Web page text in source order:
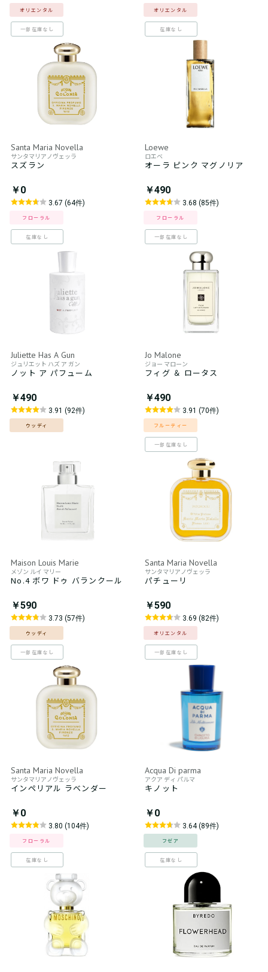
オリエンタル
一部在庫なし
オリエンタル
在庫なし
Santa Maria Novella
サンタマリアノヴェッラ
スズラン
￥0
3.67 (64件)
フローラル
在庫なし
Loewe
ロエベ
オーラ ピンク マグノリア
￥490
3.68 (85件)
フローラル
一部在庫なし
Juliette Has A Gun
ジュリエット ハズ ア ガン
ノット ア パフューム
￥490
3.91 (92件)
ウッディ
Jo Malone
ジョー マローン
フィグ ＆ ロータス
￥490
3.91 (70件)
フルーティー
一部在庫なし
Maison Louis Marie
メゾン ルイ マリー
No.4 ボワ ドゥ バランクール
￥590
3.73 (57件)
ウッディ
一部在庫なし
Santa Maria Novella
サンタマリアノヴェッラ
パチューリ
￥590
3.69 (82件)
オリエンタル
一部在庫なし
Santa Maria Novella
サンタマリアノヴェッラ
インペリアル ラベンダー
￥0
3.80 (104件)
フローラル
在庫なし
Acqua Di parma
アクア ディ パルマ
キノット
￥0
3.64 (89件)
フゼア
在庫なし